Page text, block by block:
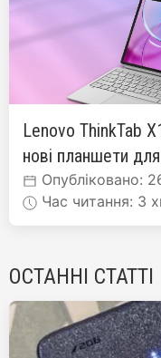
Lenovo ThinkTab
нові планшети для
Опубліковано:
Час читання: 3
ОСТАННІ СТАТТІ